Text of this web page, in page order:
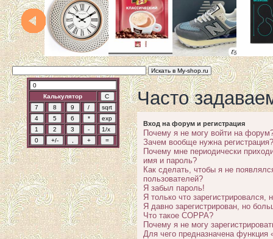
Калькулятор Часто
Вход на форум и регистрация
Почему я не могу войти на
Зачем вообще нужна регистрация?
Почему мне периодически
имя и пароль?
Как сделать, чтобы я не
пользователей?
Я забыл пароль!
Я только что зарегистрировался,
Я давно зарегистрирован, но
Что такое COPPA?
Почему я не могу
Для чего предназначена функция